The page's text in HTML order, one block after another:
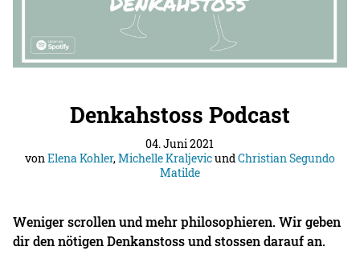
Denkahstoss Podcast
04. Juni 2021
vonElena Kohler,Michelle KraljevicundChristian Segundo
Matilde
Weniger scrollen und mehr philosophieren. Wir geben
dir den nötigen Denkanstoss und stossen darauf an.